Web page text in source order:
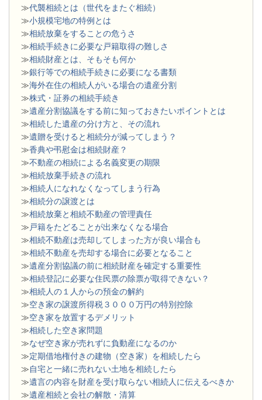
≫代襲相続とは（世代をまたぐ相続）
≫小規模宅地の特例とは
≫相続放棄をすることの危うさ
≫相続手続きに必要な戸籍取得の難しさ
≫相続財産とは、そもそも何か
≫銀行等での相続手続きに必要になる書類
​≫海外在住の相続人がいる場合の遺産分割
≫株式・証券の相続手続き
≫遺産分割協議をする前に知っておきたいポイントとは
≫相続した遺産の分け方と、その流れ
≫遺贈を受けると相続分が減ってしまう？
≫香典や弔慰金は相続財産？
≫不動産の相続による名義変更の期限
≫相続放棄手続きの流れ
≫相続人になれなくなってしまう行為
≫相続分の譲渡とは
​≫相続放棄と相続不動産の管理責任
≫ 戸籍をたどることが出来なくなる場合
≫相続不動産は売却してしまった方が良い場合も
≫相続不動産を売却する場合に必要となること
≫遺産分割協議の前に相続財産を確定する重要性
≫相続登記に必要な住民票の除票が取得できない？
≫相続人の１人からの預金の解約
≫空き家の譲渡所得税３０００万円の特別控除
≫空き家を放置するデメリット
≫相続した空き家問題
​≫なぜ空き家が売れずに負動産になるのか
≫定期借地権付きの建物（空き家）を相続したら
≫自宅と一緒に売れない土地を相続したら
≫遺言の内容を財産を受け取らない相続人に伝えるべきか
≫遺産相続と会社の解散・清算